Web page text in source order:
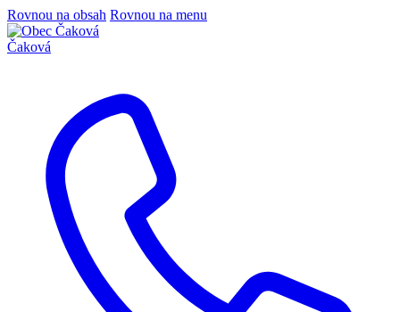
Rovnou na obsah Rovnou na menu
Čaková